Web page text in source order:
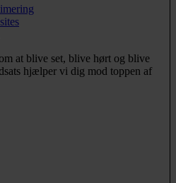
at blive set, blive hørt og blive
hjælper vi dig mod toppen af